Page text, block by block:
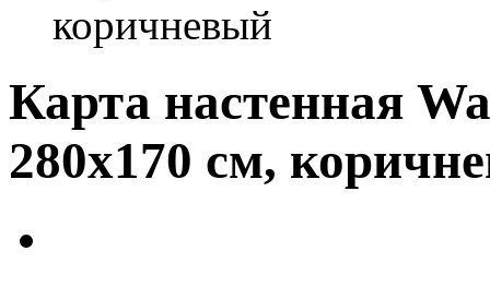
коричневый
Карта настенная
280х170 см,